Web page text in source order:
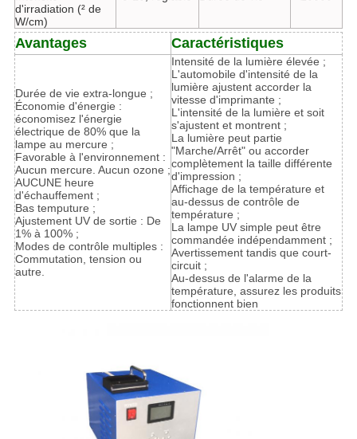
d'irradiation (² de
W/cm)
Avantages Caractéristiques
Durée de vie extra-longue ;
Économie d'énergie :
économisez l'énergie
électrique de 80% que la
lampe au mercure ;
Favorable à l'environnement :
Aucun mercure. Aucun ozone ;
AUCUNE heure
d'échauffement ;
Bas temputure ;
Ajustement UV de sortie : De
1% à 100% ;
Modes de contrôle multiples :
Commutation, tension ou
autre.
Intensité de la lumière élevée ;
L'automobile d'intensité de la
lumière ajustent accorder la
vitesse d'imprimante ;
L'intensité de la lumière et soit
s'ajustent et montrent ;
La lumière peut partie
"Marche/Arrêt" ou accorder
complètement la taille différente
d'impression ;
Affichage de la température et
au-dessus de contrôle de
température ;
La lampe UV simple peut être
commandée indépendamment ;
Avertissement tandis que court-
circuit ;
Au-dessus de l'alarme de la
température, assurez les produits
fonctionnent bien